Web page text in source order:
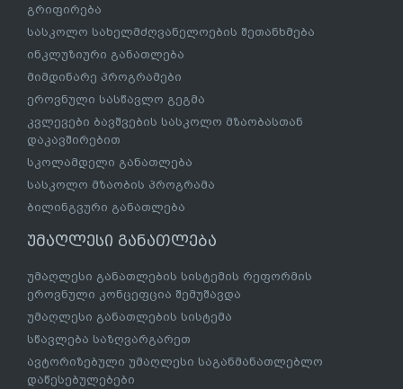
გრიფირება
სასკოლო სახელმძღვანელოების შეთანხმება
ინკლუზიური განათლება
მიმდინარე პროგრამები
ეროვნული სასწავლო გეგმა
კვლევები ბავშვების სასკოლო მზაობასთან
დაკავშირებით
სკოლამდელი განათლება
სასკოლო მზაობის პროგრამა
ბილინგვური განათლება
უმაღლესი განათლება
უმაღლესი განათლების სისტემის რეფორმის
ეროვნული კონცეფცია შემუშავდა
უმაღლესი განათლების სისტემა
სწავლება საზღვარგარეთ
ავტორიზებული უმაღლესი საგანმანათლებლო
დაწესებულებები